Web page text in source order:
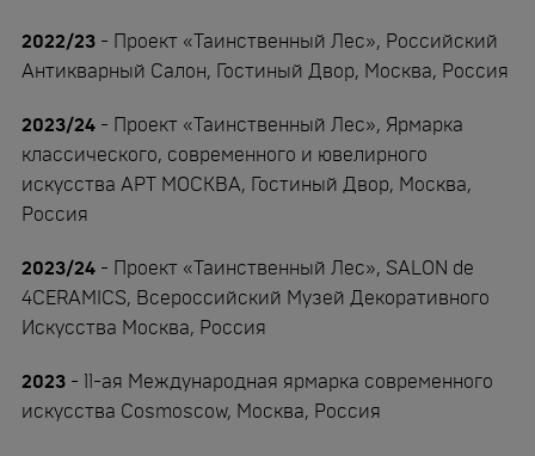
2022/23 - Проект «Таинственный Лес», Российский
Антикварный Салон, Гостиный Двор, Москва, Россия
2023/24 - Проект «Таинственный Лес», Ярмарка
классического, современного и ювелирного
искусства АРТ МОСКВА, Гостиный Двор, Москва,
Россия
2023/24 - Проект «Таинственный Лес», SALON de
4CERAMICS, Всероссийский Музей Декоративного
Искусства Москва, Россия
2023 - 11-ая Международная ярмарка современного
искусства Cosmoscow, Москва, Россия